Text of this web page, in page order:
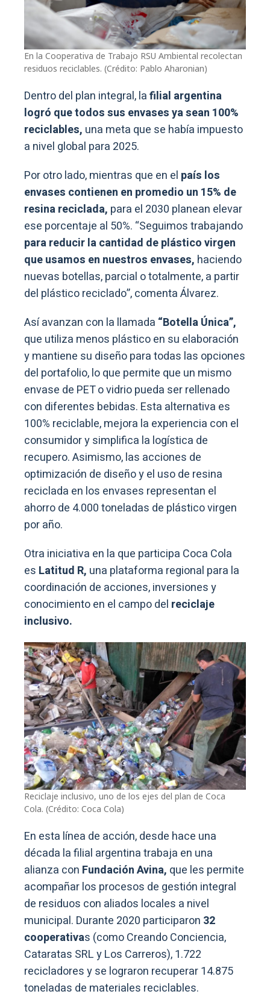
En la Cooperativa de Trabajo RSU Ambiental recolectan
residuos reciclables. (Crédito: Pablo Aharonian)
Dentro del plan integral, lafilial argentina
logró que todos sus envases ya sean 100%
reciclables, una meta que se había impuesto
a nivel global para 2025.
Por otro lado, mientras que en el país los
envases contienen en promedio un 15% de
resina reciclada, para el 2030 planean elevar
ese porcentaje al 50%. “Seguimos trabajando
para reducir la cantidad de plástico virgen
que usamos en nuestros envases, haciendo
nuevas botellas, parcial o totalmente, a partir
del plástico reciclado”, comenta Álvarez.
Así avanzan con la llamada “Botella Única”,
que utiliza menos plástico en su elaboración
y mantiene su diseño para todas las opciones
del portafolio, lo que permite que un mismo
envase de PET o vidrio pueda ser rellenado
con diferentes bebidas. Esta alternativa es
100% reciclable, mejora la experiencia con el
consumidor y simplifica la logística de
recupero. Asimismo, las acciones de
optimización de diseño y el uso de resina
reciclada en los envases representan el
ahorro de 4.000 toneladas de plástico virgen
por año.
Otra iniciativa en la que participa Coca Cola
es Latitud R, una plataforma regional para la
coordinación de acciones, inversiones y
conocimiento en el campo del reciclaje
inclusivo.
Reciclaje inclusivo, uno de los ejes del plan de Coca
Cola. (Crédito: Coca Cola)
En esta línea de acción, desde hace una
década la filial argentina trabaja en una
alianza con Fundación Avina, que les permite
acompañar los procesos de gestión integral
de residuos con aliados locales a nivel
municipal. Durante 2020 participaron 32
cooperativas (como Creando Conciencia,
Cataratas SRL y Los Carreros), 1.722
recicladores y se lograron recuperar 14.875
toneladas de materiales reciclables.